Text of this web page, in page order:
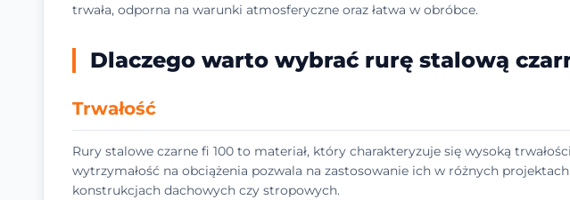
trwała, odporna na warunki atmosferyczne oraz łatwa w obróbce.
Dlaczego warto wybrać rurę stalową
Trwałość
Rury stalowe czarne fi 100 to materiał, który charakteryzuje się wysoką
wytrzymałość na obciążenia pozwala na zastosowanie ich w różnych
konstrukcjach dachowych czy stropowych.